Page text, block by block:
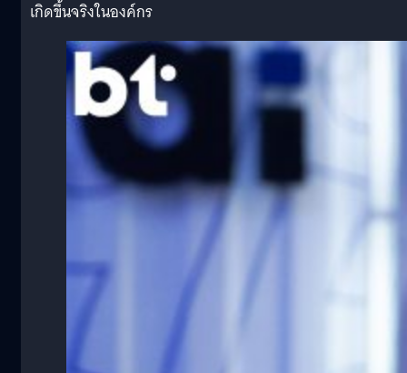
เกิดขึ้นจริงในองค์กร